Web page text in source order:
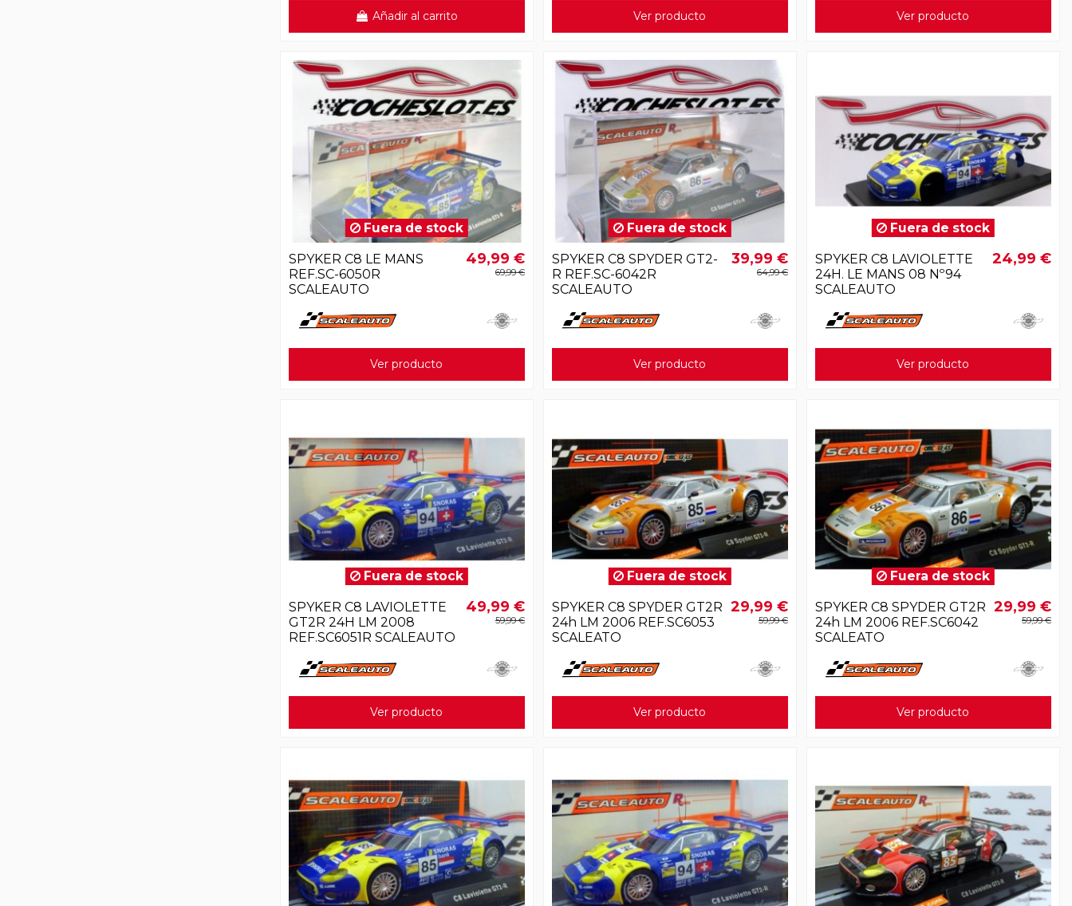
Añadir al carrito Ver producto Ver producto
Fuera de stock
SPYKER C8 LE MANS
REF.SC-6050R
SCALEAUTO
49,99 €
69,99 €
Ver producto
Fuera de stock
SPYKER C8 SPYDER GT2-
R REF.SC-6042R
SCALEAUTO
39,99 €
64,99 €
Ver producto
Fuera de stock
SPYKER C8 LAVIOLETTE
24H. LE MANS 08 Nº94
SCALEAUTO
24,99 €
Ver producto
Fuera de stock
SPYKER C8 LAVIOLETTE
GT2R 24H LM 2008
REF.SC6051R SCALEAUTO
49,99 €
59,99 €
Ver producto
Fuera de stock
SPYKER C8 SPYDER GT2R
24h LM 2006 REF.SC6053
SCALEATO
29,99 €
59,99 €
Ver producto
Fuera de stock
SPYKER C8 SPYDER GT2R
24h LM 2006 REF.SC6042
SCALEATO
29,99 €
59,99 €
Ver producto